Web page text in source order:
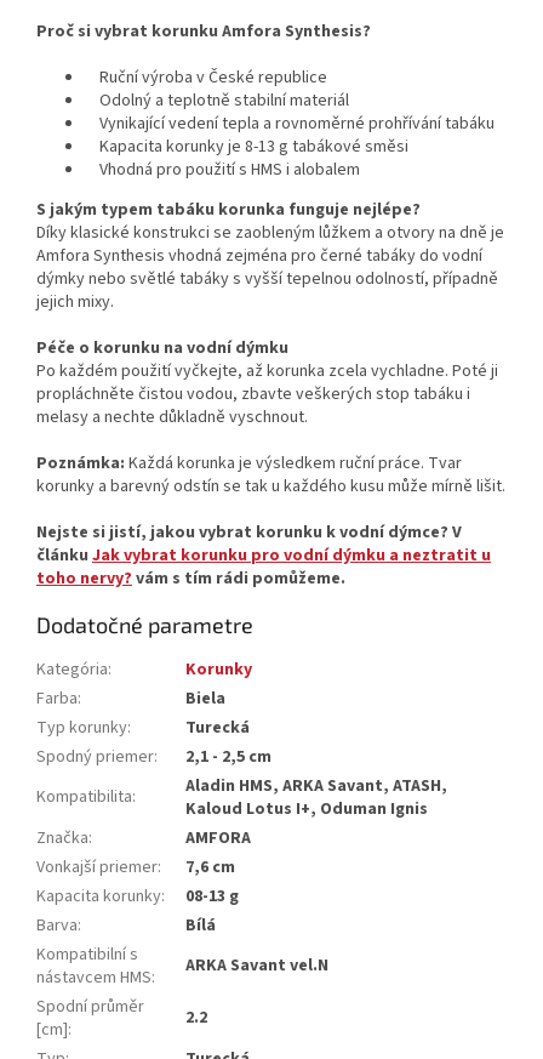
Proč si vybrat korunku Amfora Synthesis?
Ruční výroba v České republice
Odolný a teplotně stabilní materiál
Vynikající vedení tepla a rovnoměrné prohřívání tabáku
Kapacita korunky je 8-13 g tabákové směsi
Vhodná pro použití s HMS i alobalem
S jakým typem tabáku korunka funguje nejlépe?
Díky klasické konstrukci se zaobleným lůžkem a otvory na dně je
Amfora Synthesis vhodná zejména pro černé tabáky do vodní
dýmky nebo světlé tabáky s vyšší tepelnou odolností, případně
jejich mixy.
Péče o korunku na vodní dýmku
Po každém použití vyčkejte, až korunka zcela vychladne. Poté ji
propláchněte čistou vodou, zbavte veškerých stop tabáku i
melasy a nechte důkladně vyschnout.
Poznámka: Každá korunka je výsledkem ruční práce. Tvar
korunky a barevný odstín se tak u každého kusu může mírně lišit.
Nejste si jistí, jakou vybrat korunku k vodní dýmce? V
článku Jak vybrat korunku pro vodní dýmku a neztratit u
toho nervy?vám s tím rádi pomůžeme.
Dodatočné parametre
Kategória:
Korunky
Farba:
Biela
Typ korunky:
Turecká
Spodný priemer:
2,1 - 2,5 cm
Kompatibilita:
Aladin HMS, ARKA Savant, ATASH,
Kaloud Lotus I+, Oduman Ignis
Značka:
AMFORA
Vonkajší priemer:
7,6 cm
Kapacita korunky:
08-13 g
Barva:
Bílá
Kompatibilní s
nástavcem HMS:
ARKA Savant vel.N
Spodní průměr
[cm]:
2.2